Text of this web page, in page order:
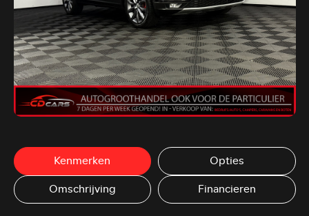
Kenmerken
Opties
Omschrijving
Financieren